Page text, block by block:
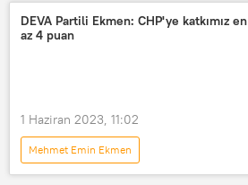
Radyo
RADYO
Radyo
Radyo Sputnik
DEVA Partili Ekmen: CHP'ye katkımız en
az 4 puan
1 Haziran 2023, 11:02
Mehmet Emin Ekmen
2023 TÜRKİYE SEÇİMLERİ